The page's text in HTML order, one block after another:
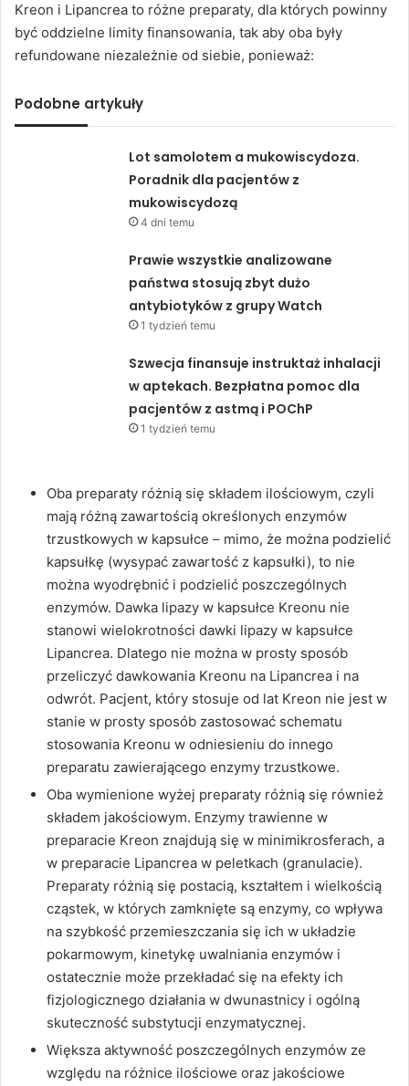
Kreon i Lipancrea to różne preparaty, dla których powinny
być oddzielne limity finansowania, tak aby oba były
refundowane niezależnie od siebie, ponieważ:
Podobne artykuły
Lot samolotem a mukowiscydoza.
Poradnik dla pacjentów z
mukowiscydozą
4 dni temu
Prawie wszystkie analizowane
państwa stosują zbyt dużo
antybiotyków z grupy Watch
1 tydzień temu
Szwecja finansuje instruktaż inhalacji
w aptekach. Bezpłatna pomoc dla
pacjentów z astmą i POChP
1 tydzień temu
Oba preparaty różnią się składem ilościowym, czyli
mają różną zawartością określonych enzymów
trzustkowych w kapsułce – mimo, że można podzielić
kapsułkę (wysypać zawartość z kapsułki), to nie
można wyodrębnić i podzielić poszczególnych
enzymów. Dawka lipazy w kapsułce Kreonu nie
stanowi wielokrotności dawki lipazy w kapsułce
Lipancrea. Dlatego nie można w prosty sposób
przeliczyć dawkowania Kreonu na Lipancrea i na
odwrót. Pacjent, który stosuje od lat Kreon nie jest w
stanie w prosty sposób zastosować schematu
stosowania Kreonu w odniesieniu do innego
preparatu zawierającego enzymy trzustkowe.
Oba wymienione wyżej preparaty różnią się również
składem jakościowym. Enzymy trawienne w
preparacie Kreon znajdują się w minimikrosferach, a
w preparacie Lipancrea w peletkach (granulacie).
Preparaty różnią się postacią, kształtem i wielkością
cząstek, w których zamknięte są enzymy, co wpływa
na szybkość przemieszczania się ich w układzie
pokarmowym, kinetykę uwalniania enzymów i
ostatecznie może przekładać się na efekty ich
fizjologicznego działania w dwunastnicy i ogólną
skuteczność substytucji enzymatycznej.
Większa aktywność poszczególnych enzymów ze
względu na różnice ilościowe oraz jakościowe